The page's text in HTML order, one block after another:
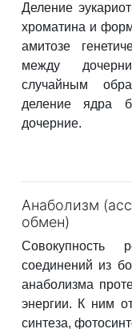
Деление
хроматина и
амитозе
между
случайным
деление ядра
дочерние.
Анаболизм
обмен)
Совокупность
соединений из
анаболизма
энергии. К ним
синтеза,